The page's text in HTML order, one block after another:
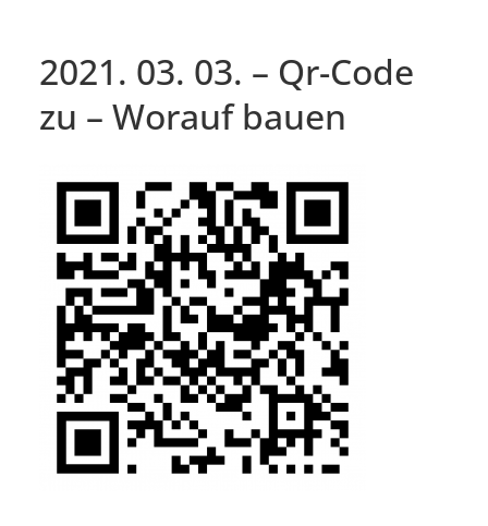
2021. 03. 03. – Qr-Code
zu – Worauf bauen